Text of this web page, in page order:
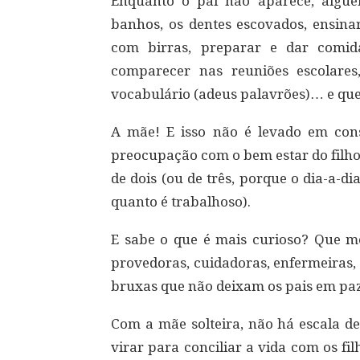
banhos, os dentes escovados,
com birras, preparar e dar
comparecer nas reuniões
vocabulário (adeus palavrões)… e
A mãe! E isso não é levado em
preocupação com o bem estar do
de dois (ou de três, porque o dia-a-
quanto é trabalhoso).
E sabe o que é mais curioso? Que
provedoras, cuidadoras,
bruxas que não deixam os pais em
Com a mãe solteira, não há escala
virar para conciliar a vida com os